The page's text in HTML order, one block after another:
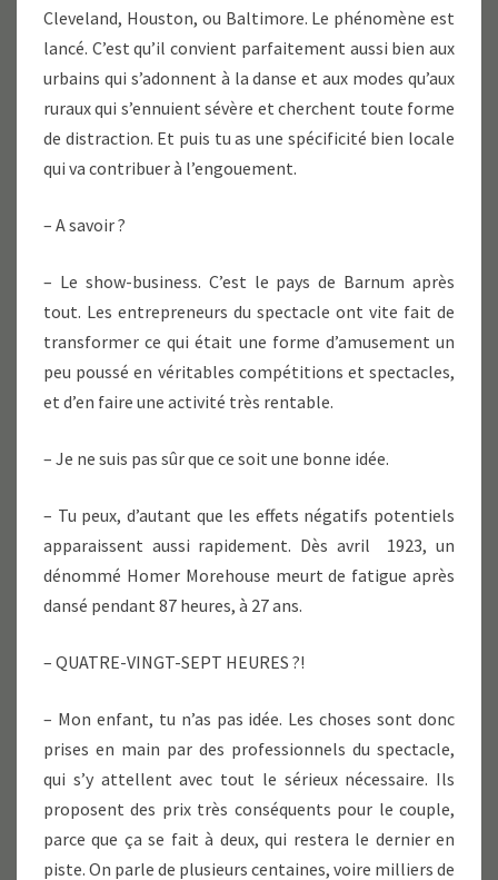
Cleveland, Houston, ou Baltimore. Le phénomène est
lancé. C’est qu’il convient parfaitement aussi bien aux
urbains qui s’adonnent à la danse et aux modes qu’aux
ruraux qui s’ennuient sévère et cherchent toute forme
de distraction. Et puis tu as une spécificité bien locale
qui va contribuer à l’engouement.
– A savoir ?
– Le show-business. C’est le pays de Barnum après
tout. Les entrepreneurs du spectacle ont vite fait de
transformer ce qui était une forme d’amusement un
peu poussé en véritables compétitions et spectacles,
et d’en faire une activité très rentable.
– Je ne suis pas sûr que ce soit une bonne idée.
– Tu peux, d’autant que les effets négatifs potentiels
apparaissent aussi rapidement. Dès avril 1923, un
dénommé Homer Morehouse meurt de fatigue après
dansé pendant 87 heures, à 27 ans.
– QUATRE-VINGT-SEPT HEURES ?!
– Mon enfant, tu n’as pas idée. Les choses sont donc
prises en main par des professionnels du spectacle,
qui s’y attellent avec tout le sérieux nécessaire. Ils
proposent des prix très conséquents pour le couple,
parce que ça se fait à deux, qui restera le dernier en
piste. On parle de plusieurs centaines, voire milliers de